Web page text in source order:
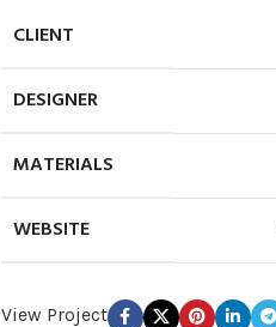
CLIENT
DESIGNER
MATERIALS
WEBSITE
View Project